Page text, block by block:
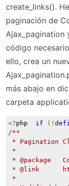
create_links().
paginación de
Ajax_pagination
código
ello, crea un
más abajo en
carpeta
<?php if (!
/**
* Pagination
*
* @package
* @link
*